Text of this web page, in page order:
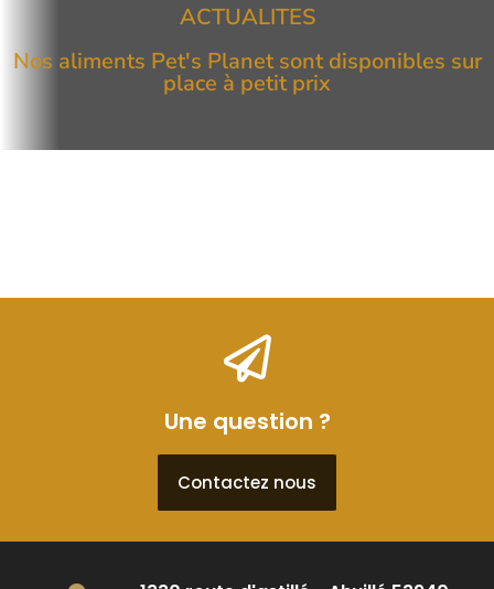
ACTUALITES
Nos aliments Pet's Planet sont disponibles sur
place à petit prix
Une question ?
Contactez nous